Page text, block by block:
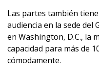
Las partes también
audiencia en la sede del
en Washington, D.C., la
capacidad para más de
cómodamente.